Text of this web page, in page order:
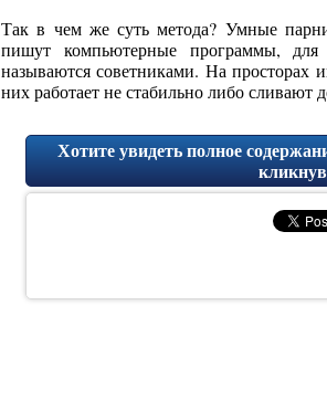
Так в чем же суть метода? Умные
пишут компьютерные программы,
называются советниками. На просторах
них работает не стабильно либо сливают
Хотите увидеть полное